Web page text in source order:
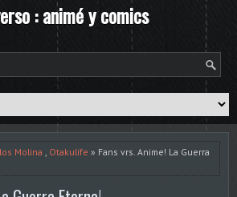
: animé y comics
Molina , Otakulife » Fans vrs. Anime! La Guerra